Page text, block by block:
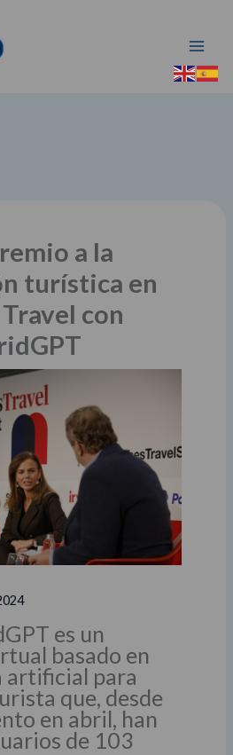
herramientas
a la
turística en
con
es un
basado en
artificial para
que, desde
en abril, han
de 103